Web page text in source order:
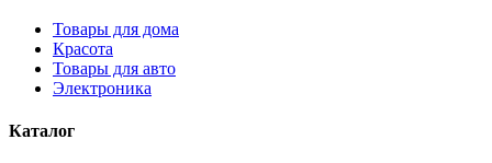
Товары для дома
Красота
Товары для авто
Электроника
Каталог